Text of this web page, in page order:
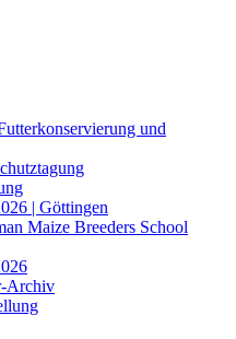
und
| Göttingen
Maize Breeders School
Archiv